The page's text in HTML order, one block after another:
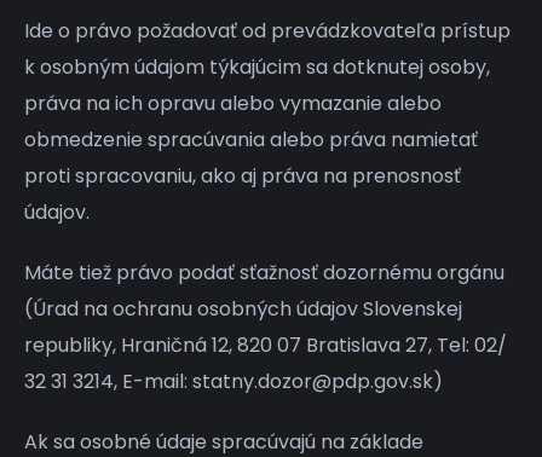
Ide o právo požadovať od prevádzkovateľa prístup
k osobným údajom týkajúcim sa dotknutej osoby,
práva na ich opravu alebo vymazanie alebo
obmedzenie spracúvania alebo práva namietať
proti spracovaniu, ako aj práva na prenosnosť
údajov.
Máte tiež právo podať sťažnosť dozornému orgánu
(Úrad na ochranu osobných údajov Slovenskej
republiky, Hraničná 12, 820 07 Bratislava 27, Tel: 02/
32 31 3214, E-mail: statny.dozor@pdp.gov.sk)
Ak sa osobné údaje spracúvajú na základe